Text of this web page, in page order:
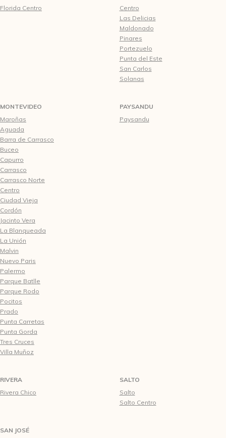
Florida Centro
Centro
Las Delicias
Maldonado
Pinares
Portezuelo
Punta del Este
San Carlos
Solanas
MONTEVIDEO
Maroñas
Aguada
Barra de Carrasco
Buceo
Capurro
Carrasco
Carrasco Norte
Centro
Ciudad Vieja
Cordón
Jacinto Vera
La Blanqueada
La Unión
Malvin
Nuevo Paris
Palermo
Parque Batlle
Parque Rodo
Pocitos
Prado
Punta Carretas
Punta Gorda
Tres Cruces
Villa Muñoz
PAYSANDU
Paysandu
RIVERA
Rivera Chico
SALTO
Salto
Salto Centro
SAN JOSÉ